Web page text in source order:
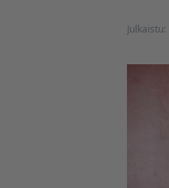
Julkaistu: